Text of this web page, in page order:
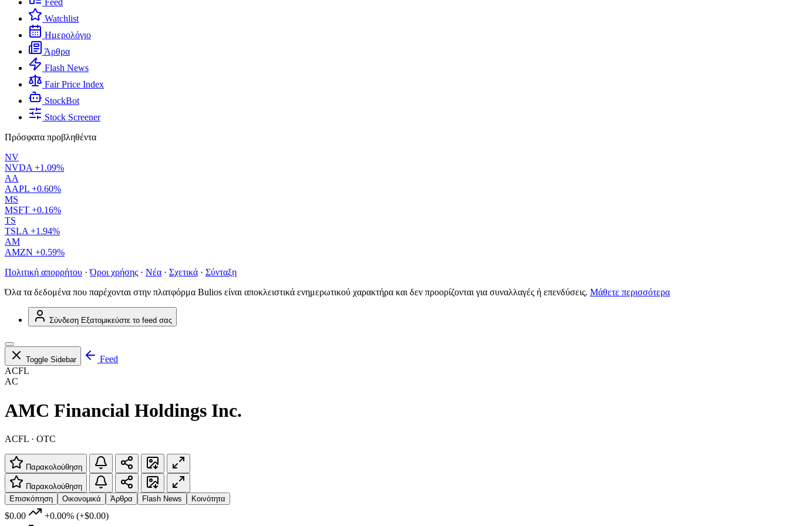
Feed
Watchlist
Ημερολόγιο
Άρθρα
Flash News
Fair Price Index
StockBot
Stock Screener
Πρόσφατα προβληθέντα
NV
NVDA +1.09%
AA
AAPL +0.60%
MS
MSFT +0.16%
TS
TSLA +1.94%
AM
AMZN +0.59%
Πολιτική απορρήτου · Όροι χρήσης · Νέα · Σχετικά · Σύνταξη
Όλα τα δεδομένα που παρέχονται στην πλατφόρμα Bulios είναι αποκλειστικά ενημερωτικού χαρακτήρα και δεν προορίζονται για συναλλαγές ή επενδύσεις. Μάθετε περισσότερα
Σύνδεση Εξατομικεύστε το feed σας
Toggle Sidebar
Feed
ACFL
AC
AMC Financial Holdings Inc.
ACFL · OTC
Παρακολούθηση
Παρακολούθηση
Επισκόπηση
Οικονομικά Άρθρα Flash News Κοινότητα
$0.00 +0.00% (+$0.00)